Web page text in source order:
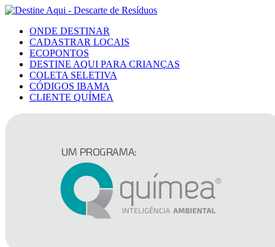
ONDE DESTINAR
CADASTRAR LOCAIS
ECOPONTOS
DESTINE AQUI PARA CRIANÇAS
COLETA SELETIVA
CÓDIGOS IBAMA
CLIENTE QUÍMEA